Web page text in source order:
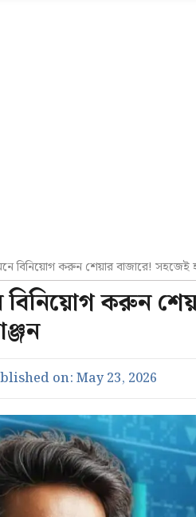
বিনিয়োগ করুন শেয়ার বাজারে! সহজেই
বিনিয়োগ করুন
on:May 23, 2026